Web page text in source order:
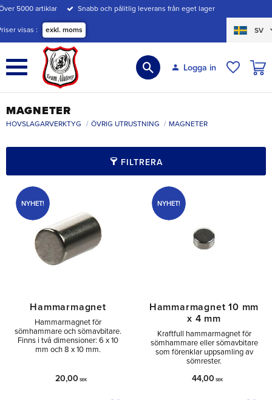
Meny
5000 artiklar Snabb och pålitlig leverans från eget lager
visas exkl. moms SV
Logga in
MAGNETER
HOVSLAGARVERKTYG ÖVRIG UTRUSTNING MAGNETER
FILTRERA
Hammarmagnet
Hammarmagnet för
sömhammare och sömavbitare.
Finns i två dimensioner: 6 x 10
mm och 8 x 10 mm.
20,00 SEK
NYHET!
Hammarmagnet 10 mm
x 4 mm
Kraftfull hammarmagnet för
sömhammare eller sömavbitare
som förenklar uppsamling av
sömrester.
44,00 SEK
NYHET!